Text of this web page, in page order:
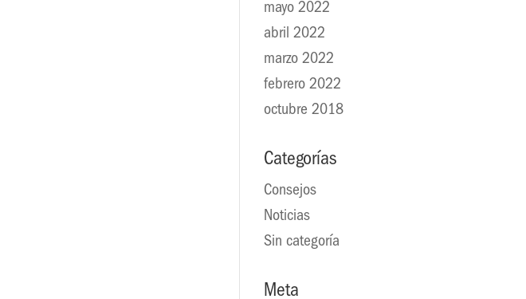
mayo 2022
abril 2022
marzo 2022
febrero 2022
octubre 2018
Categorías
Consejos
Noticias
Sin categoría
Meta